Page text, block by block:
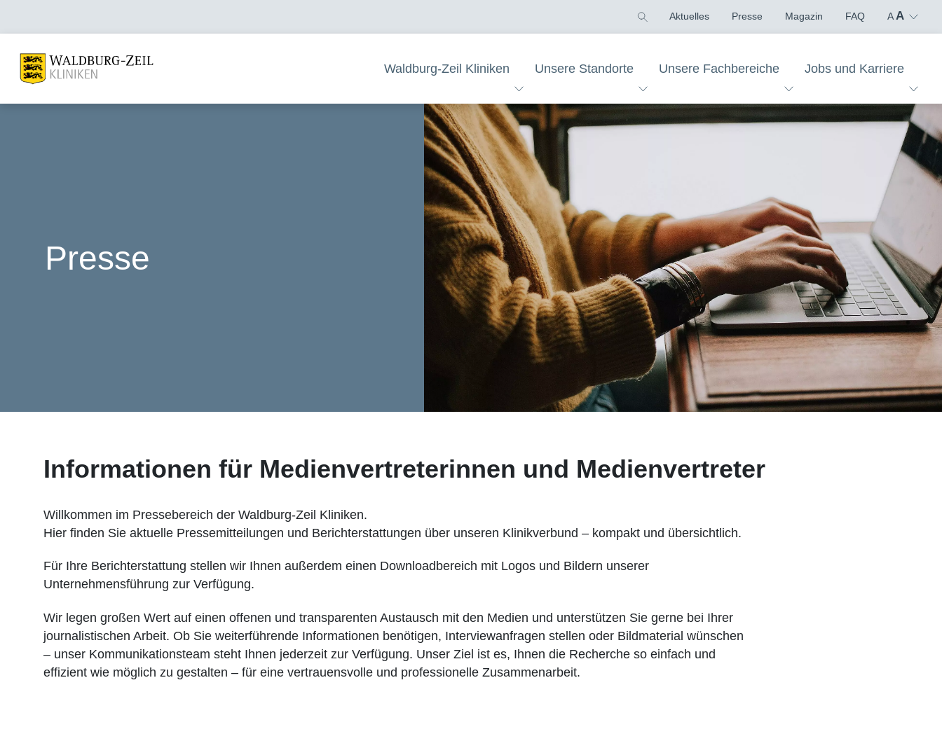
Aktuelles Presse Magazin FAQ A A
Waldburg-Zeil Kliniken Unsere Standorte Unsere Fachbereiche Jobs und Karriere
Presse
Informationen für Medienvertreterinnen und Medienvertreter
Willkommen im Pressebereich der Waldburg-Zeil Kliniken.
Hier finden Sie aktuelle Pressemitteilungen und Berichterstattungen über unseren Klinikverbund – kompakt und übersichtlich.
Für Ihre Berichterstattung stellen wir Ihnen außerdem einen Downloadbereich mit Logos und Bildern unserer
Unternehmensführung zur Verfügung.
Wir legen großen Wert auf einen offenen und transparenten Austausch mit den Medien und unterstützen Sie gerne bei Ihrer
journalistischen Arbeit. Ob Sie weiterführende Informationen benötigen, Interviewanfragen stellen oder Bildmaterial wünschen
– unser Kommunikationsteam steht Ihnen jederzeit zur Verfügung. Unser Ziel ist es, Ihnen die Recherche so einfach und
effizient wie möglich zu gestalten – für eine vertrauensvolle und professionelle Zusammenarbeit.